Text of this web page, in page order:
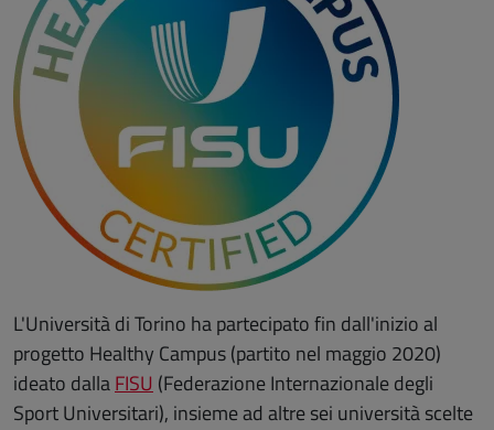
L'Università di Torino ha partecipato fin dall'inizio al
progetto Healthy Campus (partito nel maggio 2020)
ideato dallaFISU (Federazione Internazionale degli
Sport Universitari), insieme ad altre sei università scelte